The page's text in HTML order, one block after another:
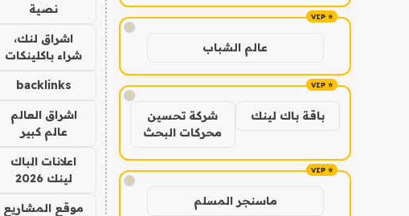
!
عالم الشباب
!
باقة باك لينك
شركة تحسين
محركات البحث
!
ماسنجر المسلم
نصية
اشراق لنك،
شراء باكلينكات
backlinks
اشراق العالم
عالم كبير
اعلانات الباك
لينك 2026
موقع المشاريع